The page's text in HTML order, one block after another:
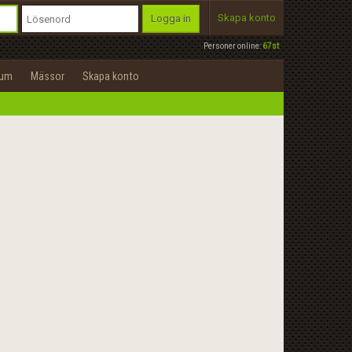
Personer online:67st
Logga in Skapa konto
Mässor Skapa konto